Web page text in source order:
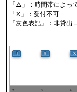
「△」：時間帯によっ
「✕」：受付不可
「灰色表記」：非貸出日
日 月 火
2 3 4